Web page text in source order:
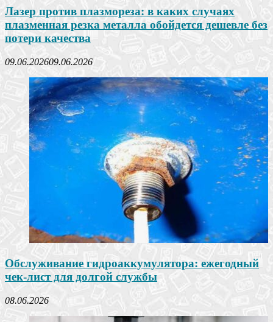
Лазер против плазмореза: в каких случаях
плазменная резка металла обойдется дешевле без
потери качества
09.06.202609.06.2026
Обслуживание гидроаккумулятора: ежегодный
чек-лист для долгой службы
08.06.2026